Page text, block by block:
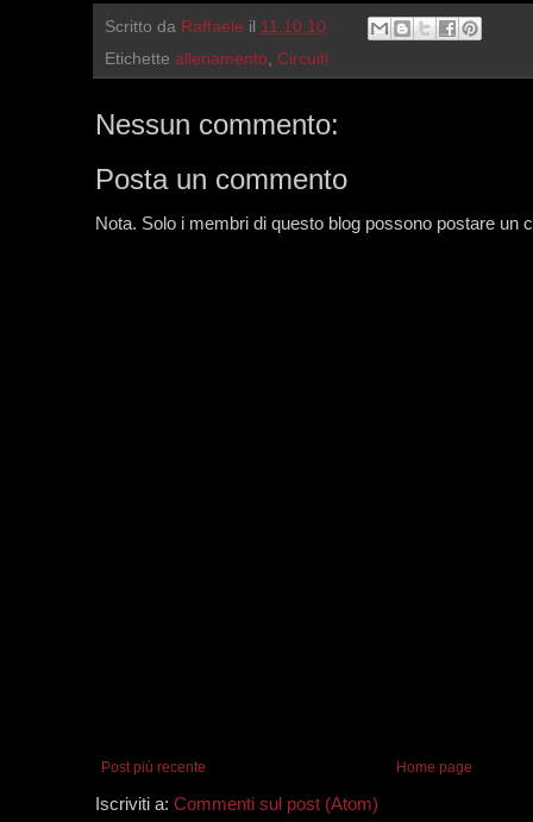
Scritto da Raffaele il 11.10.10
Etichette allenamento Circuiti
Nessun commento:
Posta un commento
Nota. Solo i membri di questo blog possono postare un
Post più recente Home page
Iscriviti a: Commenti sul post (Atom)